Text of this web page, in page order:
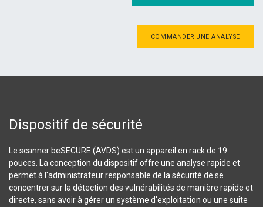
COMMANDER UNE ANALYSE
Dispositif de sécurité
Le scanner beSECURE (AVDS) est un appareil en rack de 19
pouces. La conception du dispositif offre une analyse rapide et
permet à l'administrateur responsable de la sécurité de se
concentrer sur la détection des vulnérabilités de manière rapide et
directe, sans avoir à gérer un système d'exploitation ou une suite